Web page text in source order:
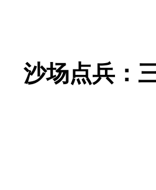
沙场点兵：